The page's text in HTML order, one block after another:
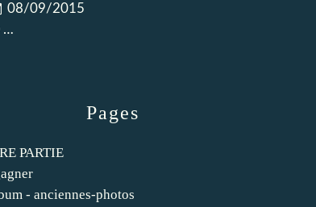
Pages
PARTIE
- anciennes-photos
08/09/2015
…